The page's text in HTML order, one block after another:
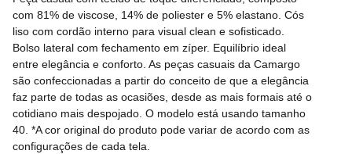
com 81% de viscose, 14% de poliester e 5% elastano. Cós
liso com cordão interno para visual clean e sofisticado.
Bolso lateral com fechamento em zíper. Equilíbrio ideal
entre elegância e conforto. As peças casuais da Camargo
são confeccionadas a partir do conceito de que a elegância
faz parte de todas as ocasiões, desde as mais formais até o
cotidiano mais despojado. O modelo está usando tamanho
40. *A cor original do produto pode variar de acordo com as
configurações de cada tela.